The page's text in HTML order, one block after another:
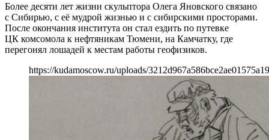
Более десяти лет жизни скульптора Олега Яновского связано
с Сибирью, с её мудрой жизнью и с сибирскими просторами.
После окончания института он стал ездить по путевке
ЦК комсомола к нефтяникам Тюмени, на Камчатку, где
пepeгонял лошадей к местам работы геофизиков.
https://kudamoscow.ru/uploads/